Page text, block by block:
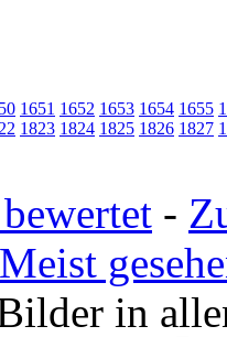
1651 1652 1653 1654 1655
1823 1824 1825 1826 1827
-
Meist
in